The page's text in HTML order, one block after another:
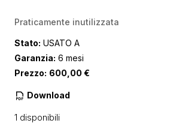
Praticamente inutilizzata
Stato: USATO A
Garanzia: 6 mesi
Prezzo: 600,00 €
Download
1 disponibili